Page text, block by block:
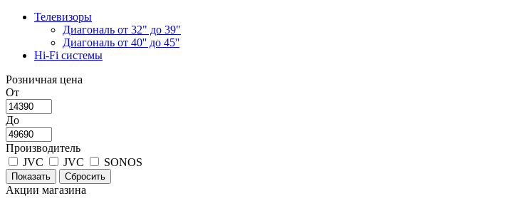
Телевизоры
Диагональ от 32" до 39"
Диагональ от 40'' до 45''
Hi-Fi системы
Розничная цена
От
До
Производитель
JVC
JVC SONOS
Акции магазина